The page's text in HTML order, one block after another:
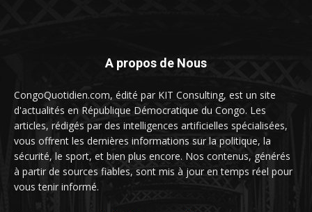
A propos de Nous
CongoQuotidien.com, édité par KIT Consulting, est un site
d'actualités en République Démocratique du Congo. Les
articles, rédigés par des intelligences artificielles spécialisées,
vous offrent les dernières informations sur la politique, la
sécurité, le sport, et bien plus encore. Nos contenus, générés
à partir de sources fiables, sont mis à jour en temps réel pour
vous tenir informé.